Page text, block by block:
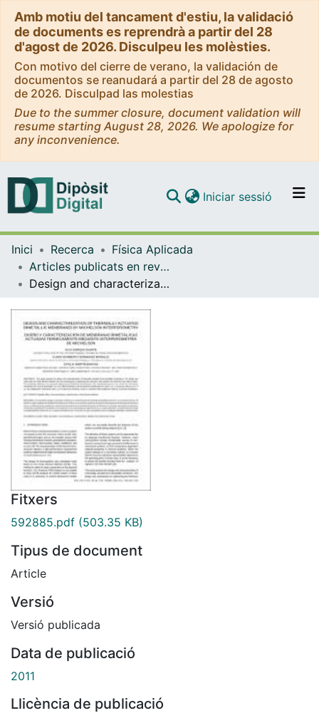
Amb motiu del tancament d'estiu, la validació
de documents es reprendrà a partir del 28
d'agost de 2026. Disculpeu les molèsties.
Con motivo del cierre de verano, la validación de
documentos se reanudará a partir del 28 de agosto
de 2026. Disculpad las molestias
Due to the summer closure, document validation will
resume starting August 28, 2026. We apologize for
any inconvenience.
Navega per tot el DD
Contacte
Iniciar sessió (current)
Inici Recerca
Física Aplicada
Articles publicats en revistes (Física Aplicada)
Design and characterization of thermally actuated bimetallic membranes by Michelson interferometry
Fitxers
592885.pdf (503.35 KB)
Tipus de document
Article
Versió
Versió publicada
Data de publicació
2011
Llicència de publicació